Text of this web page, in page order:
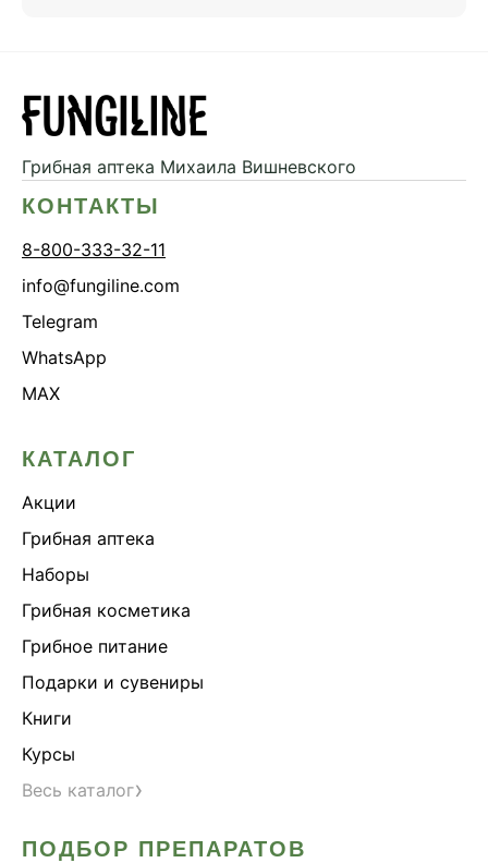
Грибная аптека Михаила Вишневского
КОНТАКТЫ
8-800-333-32-11
info@fungiline.com
Telegram
WhatsApp
MAX
КАТАЛОГ
Акции
Грибная аптека
Наборы
Грибная косметика
Грибное питание
Подарки и сувениры
Книги
Курсы
Весь каталог›
ПОДБОР ПРЕПАРАТОВ